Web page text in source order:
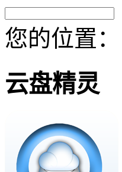
您的位置：
云盘精灵